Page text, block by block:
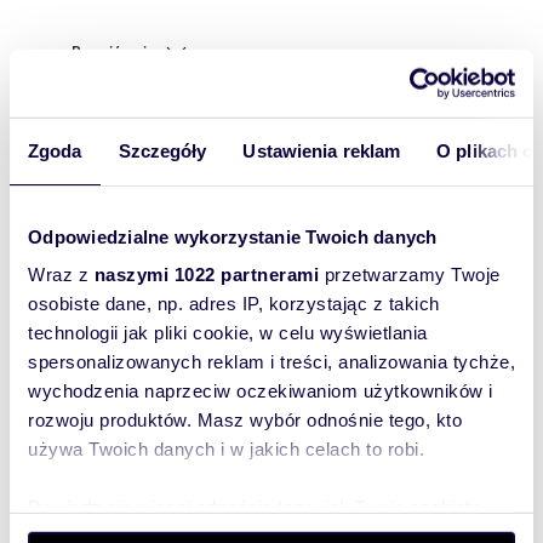
Zgoda Szczegóły Ustawienia reklam O plikach
Odpowiedzialne wykorzystanie Twoich danych
Wraz z naszymi 1022 partnerami przetwarzamy Twoje
osobiste dane, np. adres IP, korzystając z takich
technologii jak pliki cookie, w celu wyświetlania
spersonalizowanych reklam i treści, analizowania tychże,
wychodzenia naprzeciw oczekiwaniom użytkowników i
rozwoju produktów. Masz wybór odnośnie tego, kto
używa Twoich danych i w jakich celach to robi.
dane są przetwarzane oraz ustaw własne preferencje w
Rozwiń opis
Liczba
pokoi:
3
powiat:Krakówgmina:Kraków
miejscowość:Kraków dzielnica:
Nowa Hutaulica:Osiedle
Krakowiaków
Podobne oferty w tej lokalizacji
WYRÓŻNIONE